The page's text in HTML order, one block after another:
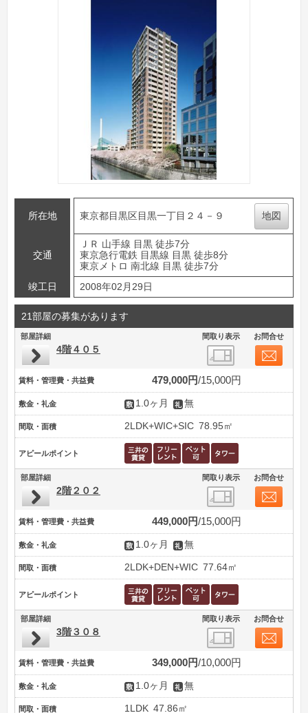
所在地 東京都目黒区目黒一丁目２４－９ 地図
交通
ＪＲ 山手線 目黒 徒歩7分
東京急行電鉄 目黒線 目黒 徒歩8分
東京メトロ 南北線 目黒 徒歩7分
竣工日
2008年02月29日
21部屋の募集があります
部屋詳細 間取り表示 お問合せ
4階４０５
賃料・管理費・共益費 479,000円 15,000円
敷金・礼金 1.0ヶ月 無
間取・面積 2LDK+WIC+SIC 78.95㎡
アピールポイント
部屋詳細 間取り表示 お問合せ
2階２０２
賃料・管理費・共益費 449,000円 15,000円
敷金・礼金 1.0ヶ月 無
間取・面積 2LDK+DEN+WIC 77.64㎡
アピールポイント
部屋詳細 間取り表示 お問合せ
3階３０８
賃料・管理費・共益費 349,000円 10,000円
敷金・礼金 1.0ヶ月 無
間取・面積 1LDK 47.86㎡